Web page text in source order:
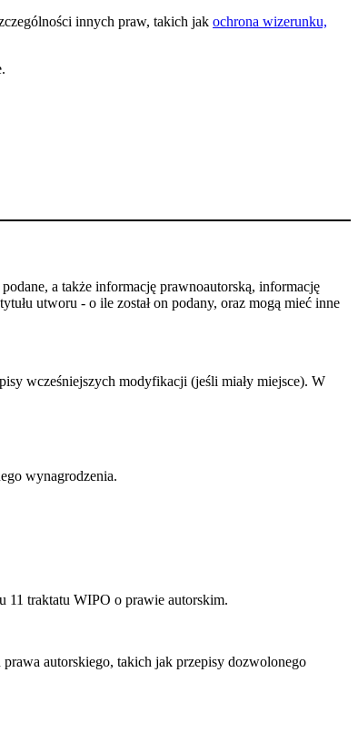
innych praw, takich jak ochrona wizerunku,
a także informację prawnoautorską, informację
utworu - o ile został on podany, oraz mogą mieć inne
wcześniejszych modyfikacji (jeśli miały miejsce). W
wynagrodzenia.
11 traktatu WIPO o prawie autorskim.
autorskiego, takich jak przepisy dozwolonego